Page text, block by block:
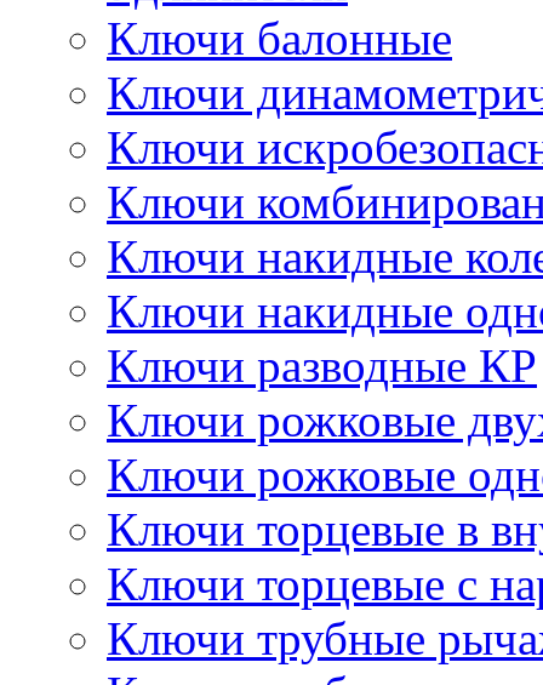
Ключи балонные
Ключи
Ключи
Ключи
Ключи накидные
Ключи накидные
Ключи разводные КР
Ключи рожковые
Ключи рожковые
Ключи торцевые в
Ключи торцевые с
Ключи трубные